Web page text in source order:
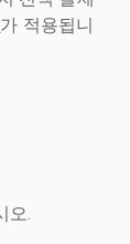
가 적용됩니
.